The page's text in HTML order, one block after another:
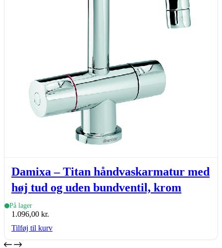
Damixa – Titan håndvaskarmatur med
høj tud og uden bundventil, krom
På lager
1.096,00 kr.
Tilføj til kurv